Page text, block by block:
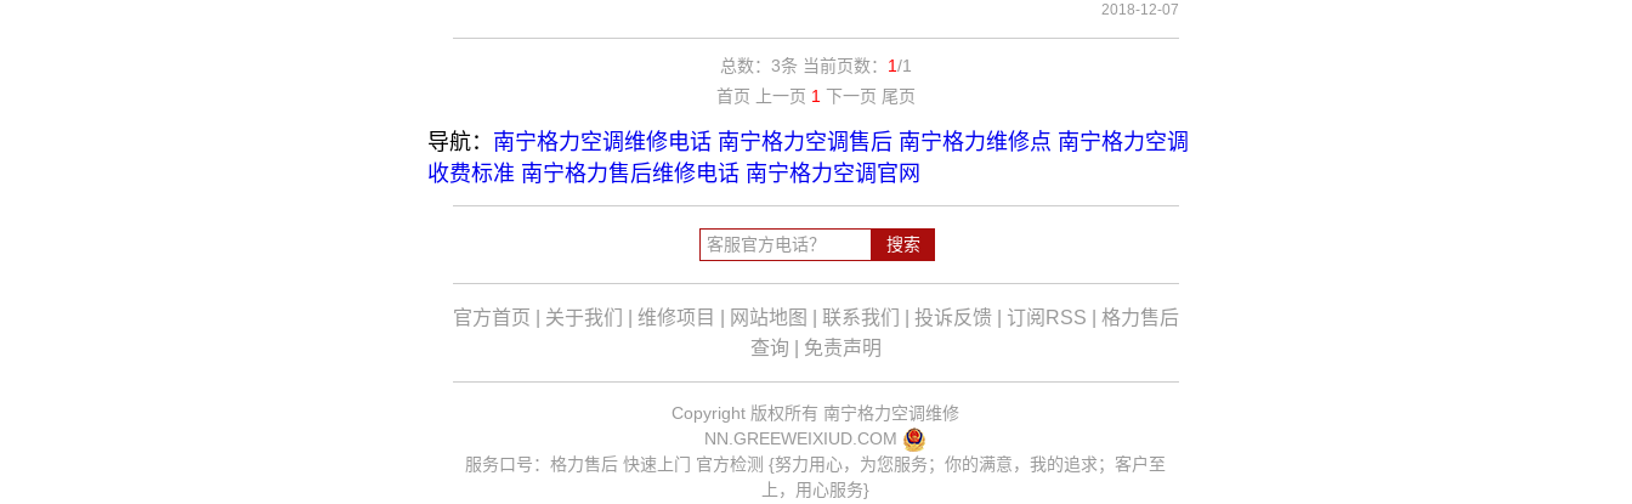
2018-12-07
总数：3条 当前页数： 1/1
首页 上一页 1 下一页 尾页
导航： 南宁格力空调维修电话 南宁格力空调售后 南宁格力维修点 南宁格力空调
收费标准 南宁格力售后维修电话 南宁格力空调官网
官方首页 关于我们 维修项目 网站地图 联系我们 投诉反馈| 订阅RSS
格力售后
查询
免责声明
Copyright 版权所有 南宁格力空调维修
NN.GREEWEIXIUD.COM
服务口号：格力售后 快速上门 官方检测 {努力用心，为您服务；你的满意，我的追求；客户至
上，用心服务}